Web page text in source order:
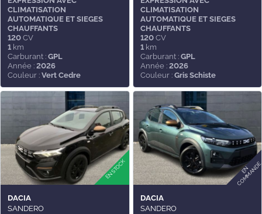
CLIMATISATION
AUTOMATIQUE ET SIEGES
CHAUFFANTS
120 CV
1 km
Carburant : GPL
Année : 2026
Couleur : Vert Cedre
CLIMATISATION
AUTOMATIQUE ET SIEGES
CHAUFFANTS
120CV
1km
Carburant : GPL
Année : 2026
Couleur : Gris Schiste
DACIA
SANDERO
DACIA
SANDERO